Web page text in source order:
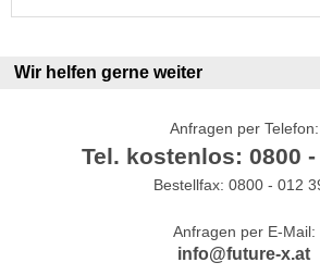
Wir helfen gerne weiter
Anfragen per Telefon:
Tel. kostenlos: 0800 -
Bestellfax: 0800 - 012
Anfragen per E-Mail:
info@future-x.at